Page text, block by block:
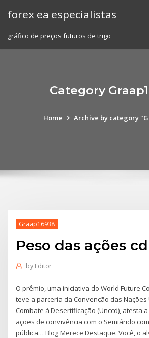
forex ea especialistas
gráfico de preços futuros de trigo
Category
Home Archive by category
Graap16938
Peso das ações
by Editor
O prêmio, uma iniciativa do World Future
teve a parceria da Convenção das
Combate à Desertificação (Unccd), atesta
ações de convivência com o Semiárido
pública… Blog Merece Destaque. Você, o